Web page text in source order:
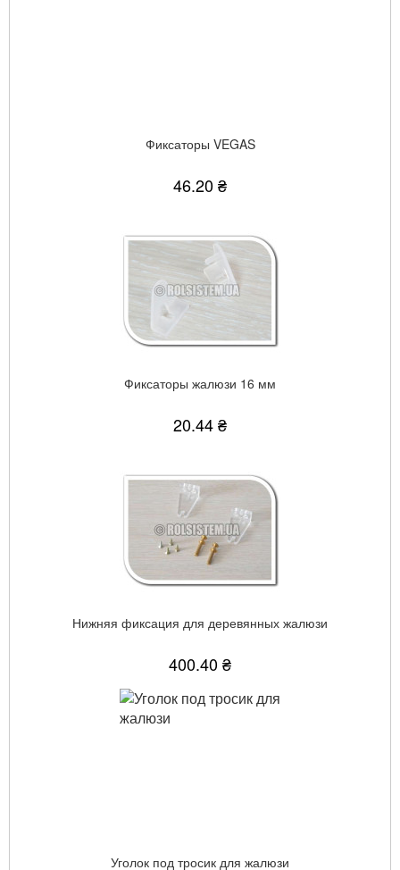
Фиксаторы VEGAS
46.20 ₴
Фиксаторы жалюзи 16 мм
20.44 ₴
Нижняя фиксация для деревянных жалюзи
400.40 ₴
Уголок под тросик для жалюзи